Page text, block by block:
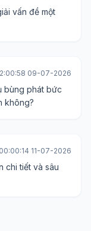
vấn đề một
09-07-2026
bùng phát bức
không?
00:00:14 11-07-2026
chi tiết và sâu